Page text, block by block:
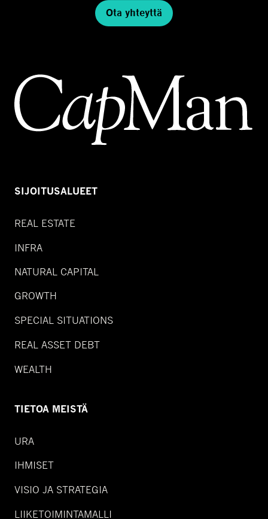
Ota yhteyttä
SIJOITUSALUEET
REAL ESTATE
INFRA
NATURAL CAPITAL
GROWTH
SPECIAL SITUATIONS
REAL ASSET DEBT
WEALTH
TIETOA MEISTÄ
URA
IHMISET
VISIO JA STRATEGIA
LIIKETOIMINTAMALLI